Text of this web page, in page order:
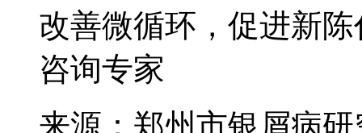
改善微循环，促进新
咨询专家
来源：郑州市银屑病